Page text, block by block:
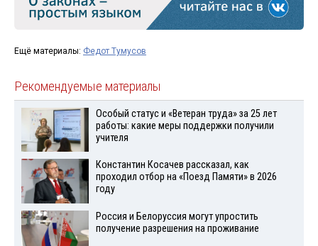
Ещё материалы: Федот Тумусов
Рекомендуемые материалы
Особый статус и «Ветеран труда» за 25 лет
работы: какие меры поддержки получили
учителя
Константин Косачев рассказал, как
проходил отбор на «Поезд Памяти» в 2026
году
Россия и Белоруссия могут упростить
получение разрешения на проживание